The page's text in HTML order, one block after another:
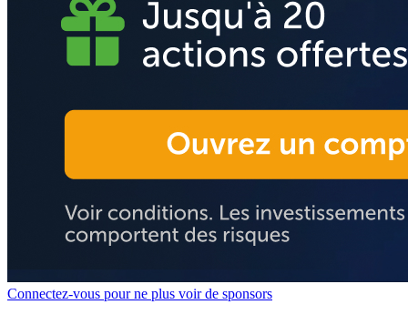
Connectez-vous pour ne plus voir de sponsors